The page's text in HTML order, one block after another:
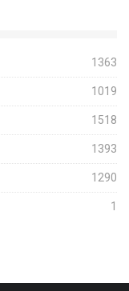
1363
1019
1518
1393
1290
1